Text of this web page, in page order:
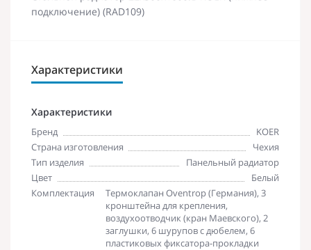
подключение) (RAD109)
Характеристики
Характеристики
Бренд
KOER
Страна изготовления
Чехия
Тип изделия
Панельный радиатор
Цвет
Белый
Комплектация
Термоклапан Oventrop (Германия), 3
кронштейна для крепления,
воздухоотводчик (кран Маевского), 2
заглушки, 6 шурупов с дюбелем, 6
пластиковых фиксатора-прокладки